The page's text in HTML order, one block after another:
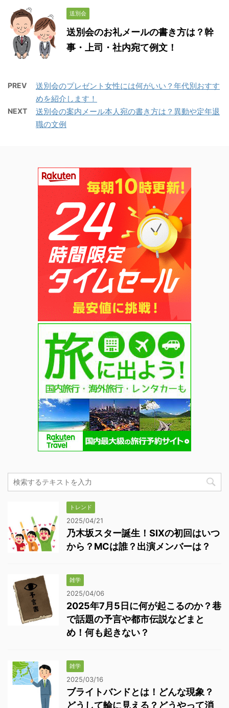
送別会
送別会のお礼メールの書き方は？幹
事・上司・社内宛て例文！
PREV
送別会のプレゼント女性には何がいい？年代別おすす
めを紹介します！
NEXT
送別会の案内メール本人宛の書き方は？異動や定年退
職の文例
トレンド
2025/04/21
乃木坂スター誕生！SIXの初回はいつ
から？MCは誰？出演メンバーは？
雑学
2025/04/06
2025年7月5日に何が起こるのか？巷
で話題の予言や都市伝説などまと
め！何も起きない？
雑学
2025/03/16
ブライトバンドとは！どんな現象？
どうして輪に見える？どうやって消